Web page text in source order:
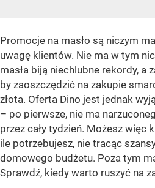
Promocje na masło są niczym
uwagę klientów. Nie ma w tym
masła biją niechlubne rekordy, a
by zaoszczędzić na zakupie
złota. Oferta Dino jest jednak
– po pierwsze, nie ma
przez cały tydzień. Możesz więc
ile potrzebujesz, nie tracąc
domowego budżetu. Poza tym
Sprawdź, kiedy warto ruszyć na